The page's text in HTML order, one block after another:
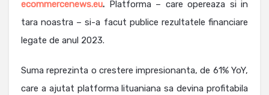
ecommercenews.eu. Platforma – care opereaza si in
tara noastra – si-a facut publice rezultatele financiare
legate de anul 2023.
Suma reprezinta o crestere impresionanta, de 61% YoY,
care a ajutat platforma lituaniana sa devina profitabila